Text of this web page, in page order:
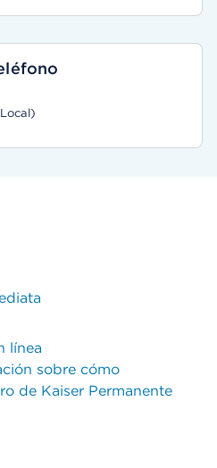
línea
sobre cómo
de Kaiser Permanente